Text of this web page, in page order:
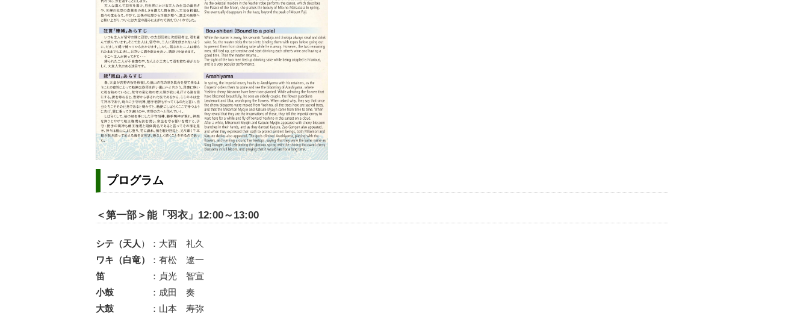
プログラム
＜第一部＞能「羽衣」12:00～13:00
シテ（天人 ）：大西 礼久
ワキ（白竜）
：有松 遼一
笛 ：貞光 智宣
小鼓 ：成田 奏
大鼓 ：山本 寿弥